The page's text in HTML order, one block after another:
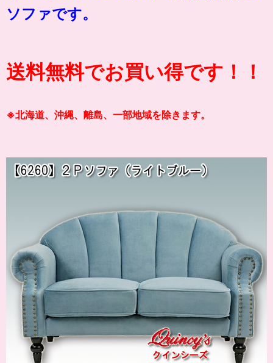
ソファです。
送料無料でお買い得です！！
※北海道、沖縄、離島、一部地域を除きます。